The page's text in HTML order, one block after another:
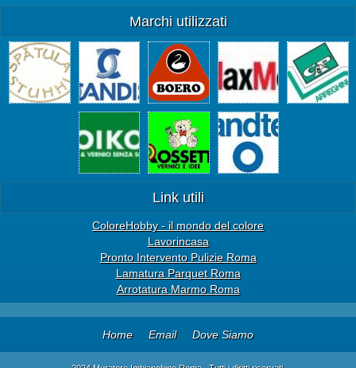
Marchi utilizzati
Link utili
ColoreHobby - il mondo del colore
Lavorincasa
Pronto Intervento Pulizie Roma
Lamatura Parquet Roma
Arrotatura Marmo Roma
Home Email Dove Siamo